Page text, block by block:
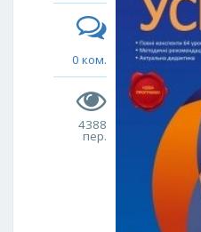
0 ком.
4388
пер.